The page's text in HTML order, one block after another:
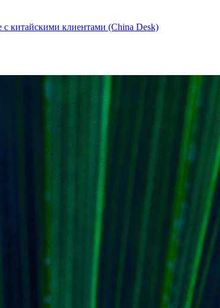
с китайскими клиентами (China Desk)